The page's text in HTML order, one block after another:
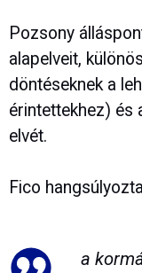
Pozsony
alapelveit,
döntéseknek a
érintettekhez) és
elvét.
Fico
a